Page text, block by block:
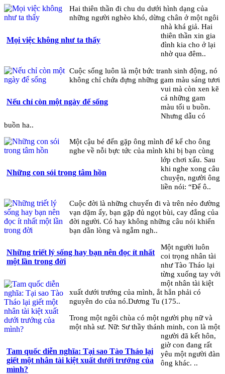
Mọi việc không như ta thấy
Hai thiên thần đi chu du dưới hình dạng của
những người nghèo khó, dừng chân ở một ngôi
nhà khá giả. Hai
thiên thần xin gia
đình kia cho ở lại
nhờ qua đêm..
Nếu chỉ còn một ngày để sống
Cuộc sống luôn là một bức tranh sinh động, nó
không chỉ chứa đựng những gam màu sáng tươi
vui mà còn xen kẽ
cả những gam
màu tối u buồn.
Nhưng dẫu có
buồn ha..
Những con sói trong tâm hồn
Một cậu bé đến gặp ông mình để kể cho ông
nghe về nỗi bực tức của mình khi bị bạn cùng
lớp chơi xấu. Sau
khi nghe xong câu
chuyện, người ông
liền nói: “Để ô..
Những triết lý sống hay bạn nên đọc ít nhất
một lần trong đời
Cuộc đời là những chuyến đi và trên nẻo đường
vạn dặm ấy, bạn gặp đủ ngọt bùi, cay đắng của
đời người. Có hay không những câu nói khiến
bạn dằn lòng và ngẫm ngh..
Tam quốc diễn nghĩa: Tại sao Tào Tháo lại
giết một nhân tài kiệt xuất dưới trướng của
mình?
Một người luôn
coi trọng nhân tài
như Tào Tháo lại
từng xuống tay với
một nhân tài kiệt
xuất dưới trướng của mình, ắt hẳn phải có
nguyên do của nó.Dương Tu (175..
Trong một ngôi chùa có một người phụ nữ và
một nhà sư. Nữ: Sư thầy thánh minh, con là một
người đã kết hôn,
giờ con đang rất
yêu một người đàn
ông khác. ..